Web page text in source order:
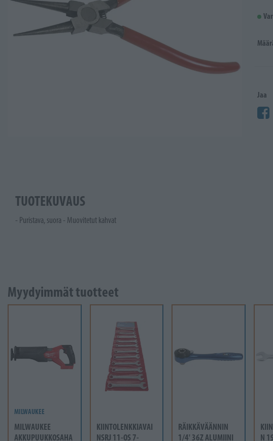
Jaa
TUOTEKUVAUS
- Puristava, suora - Muovitetut kahvat
Myydyimmät tuotteet
MILWAUKEE
MILWAUKEE
AKKUPUUKKOSAHA
KIINTOLENKKIAVAI
NSRJ 11-OS 7-
RÄIKKÄVÄÄNNIN
1/4' 36Z ALUMIINI
N